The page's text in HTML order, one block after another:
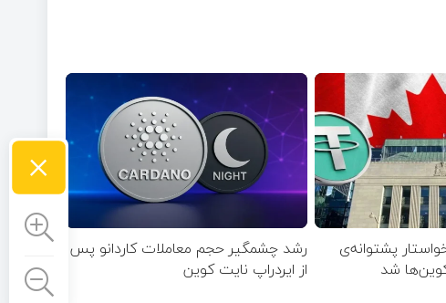
پشتوانه‌ی
شد
رشد چشمگیر حجم معاملات کاردانو پس
از ایردراپ نایت‌ کوین
×